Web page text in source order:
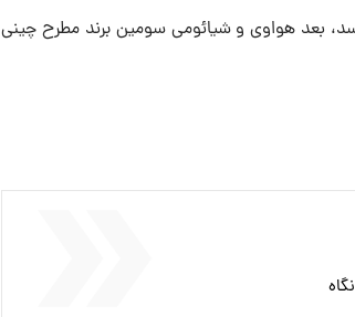
بعد هواوی و شیائومی سومین برند مطرح چینی